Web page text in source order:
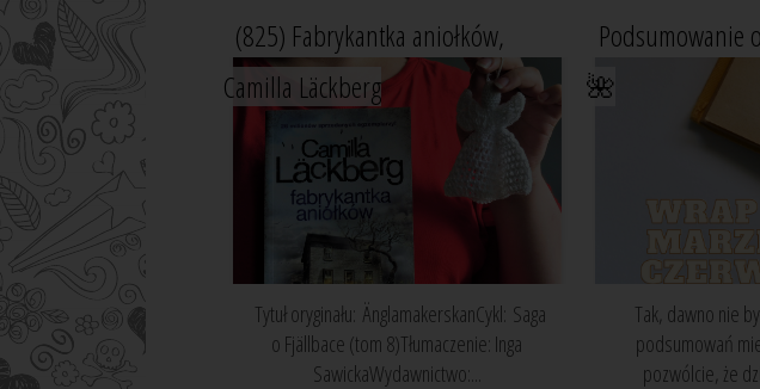
(825) Fabrykantka aniołków,
Camilla Läckberg
Tytuł oryginału: ÄnglamakerskanCykl: Saga
o Fjällbace (tom 8)Tłumaczenie: Inga
SawickaWydawnictwo:...
Podsumowanie
🌺
Tak, dawno nie
podsumowań
pozwólcie, że